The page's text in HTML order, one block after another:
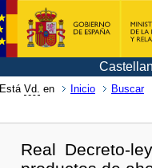
Está Vd. en Inicio Buscar
Real Decreto-